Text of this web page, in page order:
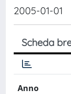
2005-01-01
Scheda
Anno